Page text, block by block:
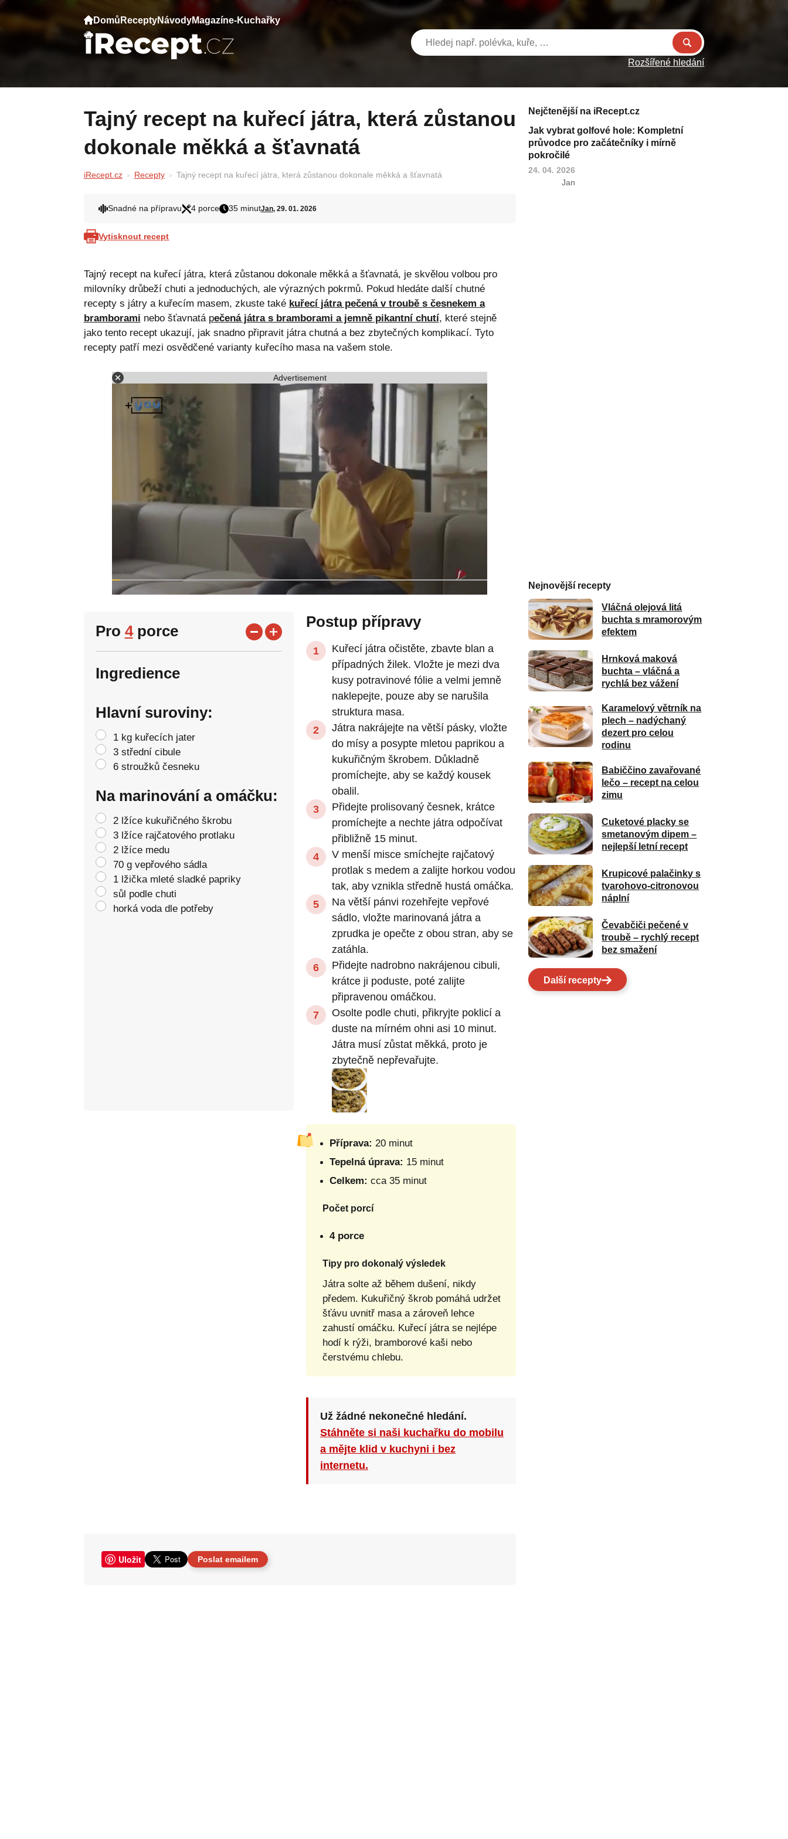
Domů ReceptyNávodyMagazíne-Kuchařky
Rozšířené hledání
Tajný recept na kuřecí játra, která zůstanou
dokonale měkká a šťavnatá
iRecept.cz Recepty Tajný recept na kuřecí játra, která zůstanou dokonale měkká a šťavnatá
Snadné na přípravu 4 porce 35 minutJan, 29. 01. 2026
Vytisknout recept
Tajný recept na kuřecí játra, která zůstanou dokonale měkká a šťavnatá, je skvělou volbou pro
milovníky drůbeží chuti a jednoduchých, ale výrazných pokrmů. Pokud hledáte další chutné
recepty s játry a kuřecím masem, zkuste také kuřecí játra pečená v troubě s česnekem a
bramborami nebo šťavnatá pečená játra s bramborami a jemně pikantní chutí, které stejně
jako tento recept ukazují, jak snadno připravit játra chutná a bez zbytečných komplikací. Tyto
recepty patří mezi osvědčené varianty kuřecího masa na vašem stole.
Advertisement
Pro 4porce
Ingredience
Hlavní suroviny:
1 kg kuřecích jater
3 střední cibule
6 stroužků česneku
Na marinování a omáčku:
2 lžíce kukuřičného škrobu
3 lžíce rajčatového protlaku
2 lžíce medu
70 g vepřového sádla
1 lžička mleté sladké papriky
sůl podle chuti
horká voda dle potřeby
Postup přípravy
Kuřecí játra očistěte, zbavte blan a
případných žilek. Vložte je mezi dva
kusy potravinové fólie a velmi jemně
naklepejte, pouze aby se narušila
struktura masa.
Játra nakrájejte na větší pásky, vložte
do mísy a posypte mletou paprikou a
kukuřičným škrobem. Důkladně
promíchejte, aby se každý kousek
obalil.
Přidejte prolisovaný česnek, krátce
promíchejte a nechte játra odpočívat
přibližně 15 minut.
V menší misce smíchejte rajčatový
protlak s medem a zalijte horkou vodou
tak, aby vznikla středně hustá omáčka.
Na větší pánvi rozehřejte vepřové
sádlo, vložte marinovaná játra a
zprudka je opečte z obou stran, aby se
zatáhla.
Přidejte nadrobno nakrájenou cibuli,
krátce ji poduste, poté zalijte
připravenou omáčkou.
Osolte podle chuti, přikryjte poklicí a
duste na mírném ohni asi 10 minut.
Játra musí zůstat měkká, proto je
zbytečně nepřevařujte.
Příprava: 20 minut
Tepelná úprava: 15 minut
Celkem: cca 35 minut
Počet porcí
4 porce
Tipy pro dokonalý výsledek
Játra solte až během dušení, nikdy
předem. Kukuřičný škrob pomáhá udržet
šťávu uvnitř masa a zároveň lehce
zahustí omáčku. Kuřecí játra se nejlépe
hodí k rýži, bramborové kaši nebo
čerstvému chlebu.
Už žádné nekonečné hledání.
Stáhněte si naši kuchařku do mobilu
a mějte klid v kuchyni i bez
internetu.
Uložit Poslat emailem
Nejčtenější na iRecept.cz
Jak vybrat golfové hole: Kompletní
průvodce pro začátečníky i mírně
pokročilé
24. 04. 2026
Jan
Nejnovější recepty
Vláčná olejová litá
buchta s mramorovým
efektem
Hrnková maková
buchta – vláčná a
rychlá bez vážení
Karamelový větrník na
plech – nadýchaný
dezert pro celou
rodinu
Babiččino zavařované
lečo – recept na celou
zimu
Cuketové placky se
smetanovým dipem –
nejlepší letní recept
Krupicové palačinky s
tvarohovo-citronovou
náplní
Čevabčiči pečené v
troubě – rychlý recept
bez smažení
Další recepty